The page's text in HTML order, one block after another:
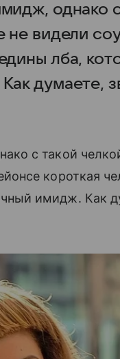
однако
видели
лба,
думаете,
с такой
короткая
имидж. Как